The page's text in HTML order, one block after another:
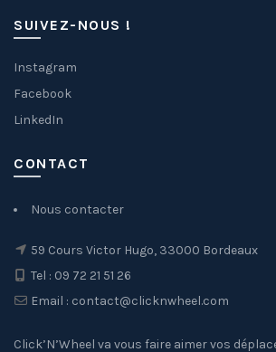
SUIVEZ-NOUS !
Instagram
Facebook
LinkedIn
CONTACT
Nous contacter
59 Cours Victor Hugo, 33000 Bordeaux
Tel : 09 72 21 51 26
Email : contact@clicknwheel.com
Click’N’Wheel va vous faire aimer vos